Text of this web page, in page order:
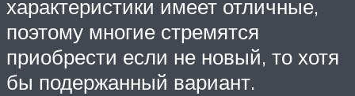
характеристики имеет отличные,
поэтому многие стремятся
приобрести если не новый, то хотя
бы подержанный вариант.